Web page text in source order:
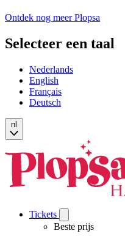
Ontdek nog meer Plopsa
Selecteer een taal
Nederlands
English
Français
Deutsch
nl
Tickets
Tickets
submenu
Beste prijs